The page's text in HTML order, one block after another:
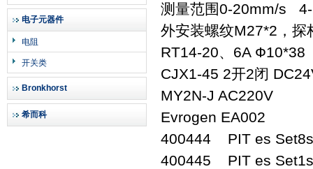
电子元器件
电阻
开关类
Bronkhorst
希而科
测量范围0-20mm/s
外安装螺纹M27*2，
RT14-20、6A Ф10*38
CJX1-45 2开2闭
MY2N-J AC220V
Evrogen EA002
400444 PIT es
400445 PIT es